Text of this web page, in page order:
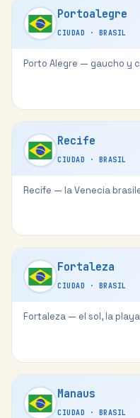
Portoalegre
CIUDAD · BRASIL
Porto Alegre — gaucho y
Recife
CIUDAD · BRASIL
Recife — la Venecia
Fortaleza
CIUDAD · BRASIL
Fortaleza — el sol, la
Manaus
CIUDAD · BRASIL